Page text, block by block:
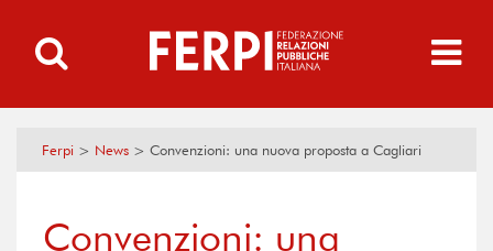
Ferpi > News > Convenzioni: una nuova proposta a Cagliari
Convenzioni: una